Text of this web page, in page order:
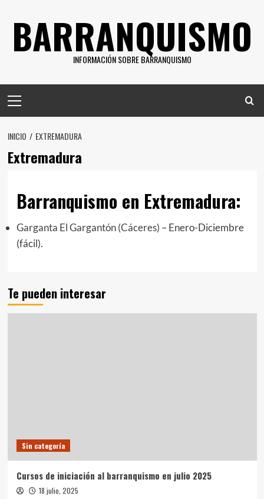
contenido
BARRANQUISMO
INFORMACIÓN SOBRE BARRANQUISMO
principal
INICIO EXTREMADURA
Extremadura
Barranquismo en Extremadura:
Garganta El Gargantón (Cáceres) – Enero-Diciembre
(fácil).
Te pueden interesar
Sin categoría
Cursos de iniciación al barranquismo en julio 2025
18 julio, 2025